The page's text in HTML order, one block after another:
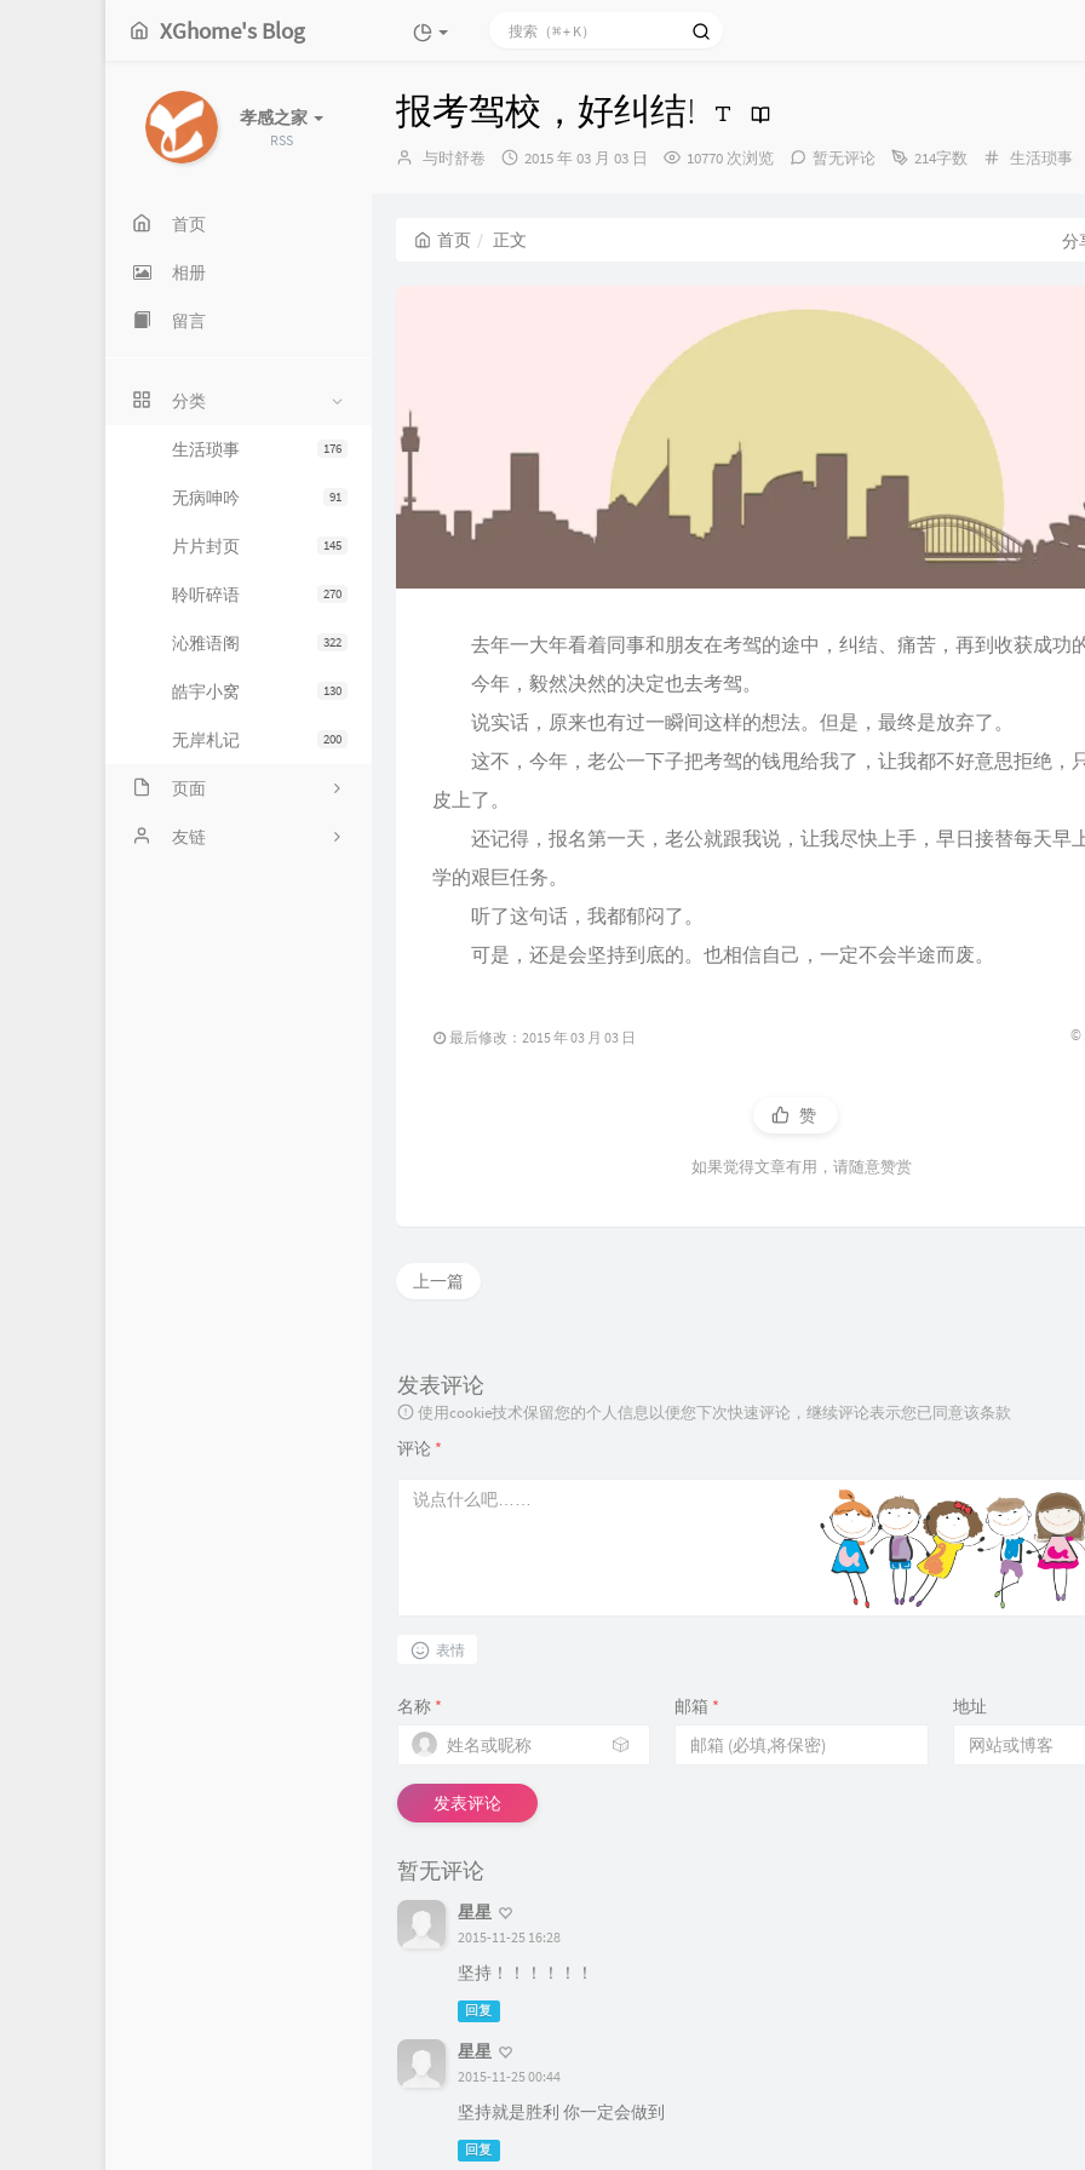
XGhome's Blog
孝感之家
RSS
首页
相册
留言
分类
176
生活琐事
91
无病呻吟
145
片片封页
270
聆听碎语
322
沁雅语阁
130
皓宇小窝
200
无岸札记
页面
友情链接
友链
报考驾校，好纠结!
博
与时舒卷
发
2015 年 03 月 03 日 10770 次浏览 暂无评论 214字数
分
生活琐事
首页 正文 分
去年一大年看着同事和朋友在考驾的途中，纠结、痛苦，再到收获成功
今年，毅然决然的决定也去考驾。
说实话，原来也有过一瞬间这样的想法。但是，最终是放弃了。
这不，今年，老公一下子把考驾的钱甩给我了，让我都不好意思拒绝，
皮上了。
还记得，报名第一天，老公就跟我说，让我尽快上手，早日接替每天早
学的艰巨任务。
听了这句话，我都郁闷了。
可是，还是会坚持到底的。也相信自己，一定不会半途而废。
最后修改：2015 年 03 月 03 日 ©
赞
如果觉得文章有用，请随意赞赏
上一篇
发表评论
使用cookie技术保留您的个人信息以便您下次快速评论，继续评论表示您已同意该条款
评论 *
表情
名称 *
🎲
邮箱 * 地址
发表评论
暂无评论
星星
2015-11-25 16:28
坚持！！！！！！
回复
星星
2015-11-25 00:44
坚持就是胜利 你一定会做到
回复